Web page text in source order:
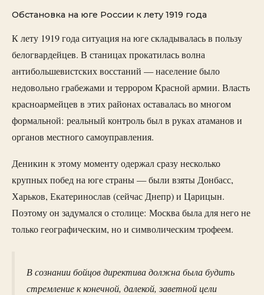
Обстановка на юге России к лету 1919 года
К лету 1919 года ситуация на юге складывалась в пользу
белогвардейцев. В станицах прокатилась волна
антибольшевистских восстаний — население было
недовольно грабежами и террором Красной армии. Власть
красноармейцев в этих районах оставалась во многом
формальной: реальный контроль был в руках атаманов и
органов местного самоуправления.
Деникин к этому моменту одержал сразу несколько
крупных побед на юге страны — были взяты Донбасс,
Харьков, Екатеринослав (сейчас Днепр) и Царицын.
Поэтому он задумался о столице: Москва была для него не
только географическим, но и символическим трофеем.
В сознании бойцов директива должна была будить
стремление к конечной, далекой, заветной цели